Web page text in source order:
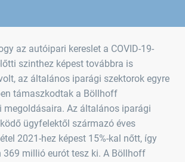
az autóipari kereslet a COVID-19-
szinthez képest továbbra is
az általános iparági szektorok egyre
támaszkodtak a Böllhoff
megoldásaira. Az általános iparági
ügyfelektől származó éves
2021-hez képest 15%-kal nőtt, így
369 millió eurót tesz ki. A Böllhoff